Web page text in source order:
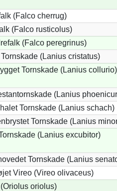
(Falco cherrug)
(Falco rusticolus)
(Falco peregrinus)
Tornskade (Lanius cristatus)
Tornskade (Lanius collurio)
(Lanius
Tornskade (Lanius schach)
Tornskade (Lanius
(Lanius excubitor)
Tornskade (Lanius
Vireo (Vireo olivaceus)
oriolus)